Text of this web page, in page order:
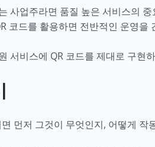
사업주라면 품질 높은 서비스의
코드를 활용하면 전반적인 운영을
서비스에 QR 코드를 제대로 구현
먼저 그것이 무엇인지, 어떻게